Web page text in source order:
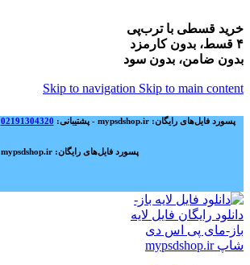
خرید قسطی با ترب‌پی
۴ قسط، بدون کارمزد
بدون ضامن، بدون سود
Skip to navigation Skip to main content
پسورد فایل‌های رایگان: mypsdshop.ir - پشتیبانی: arshiya_ag@yahoo.com 02191304320
پسورد فایل‌های رایگان: mypsdshop.ir